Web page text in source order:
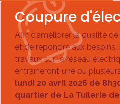
Coupure
Afin d’améliorer la qualité
et de répondre aux besoins,
travaux sur le réseau
entraîneront une ou
lundi 20 avril 2026 de
quartier de La Tuilerie de